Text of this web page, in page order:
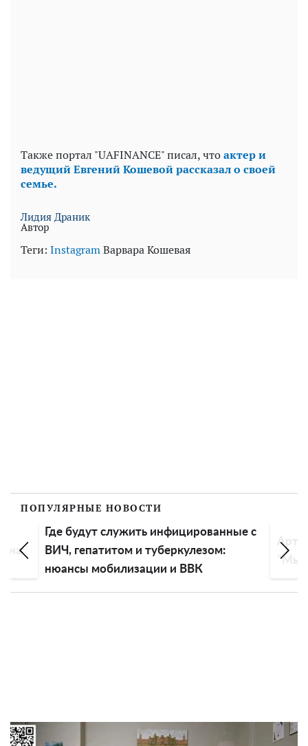
Также портал "UAFINANCE" писал, чтоактер и
ведущий Евгений Кошевой рассказал о своей
семье.
Лидия Драник
Автор
Теги: InstagramВарвара Кошевая
ПОПУЛЯРНЫЕ НОВОСТИ
на
Где будут служить инфицированные с
ВИЧ, гепатитом и туберкулезом:
нюансы мобилизации и ВВК
"Мы